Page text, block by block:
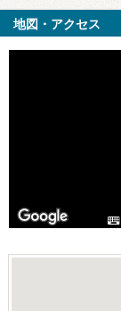
地図・アクセス